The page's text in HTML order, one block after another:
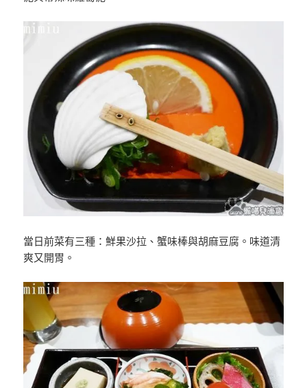
當日前菜有三種：鮮果沙拉、蟹味棒與胡麻豆腐。味道清
爽又開胃。